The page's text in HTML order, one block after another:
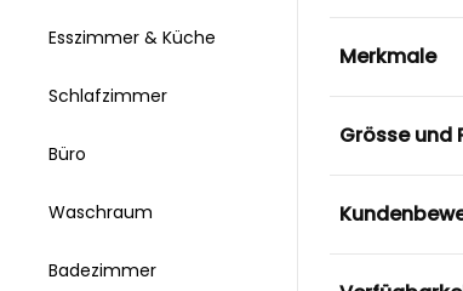
Esszimmer & Küche
Schlafzimmer
Büro
Waschraum
Badezimmer
Merkmale
Grösse und